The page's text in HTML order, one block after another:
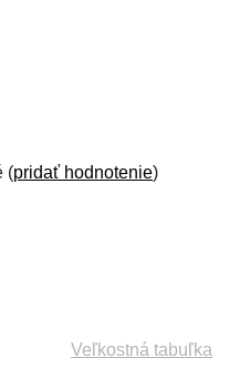
(pridať hodnotenie)
Veľkostná tabuľka